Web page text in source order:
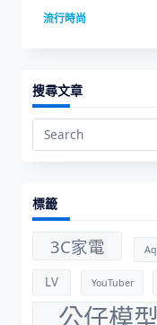
流行時尚
搜尋文章
Search
標籤
3C家電
LV YouTuber
公仔模型